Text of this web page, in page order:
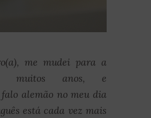
me mudei para a
muitos anos, e
alemão no meu dia
está cada vez mais